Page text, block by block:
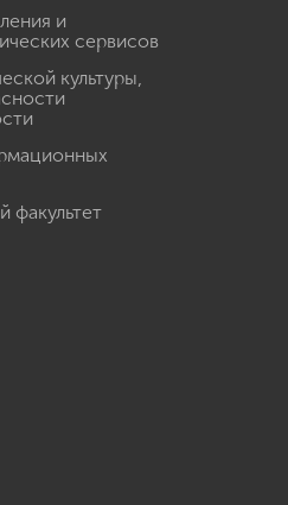
и
сервисов
культуры,
факультет